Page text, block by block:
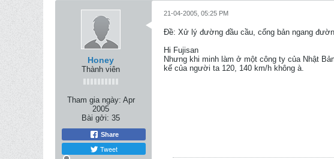
Honey
Thành viên
Tham gia ngày: Apr
2005
Bài gởi: 35
Share
Tweet
21-04-2005, 05:25 PM
Ðề: Xử lý đường đầu cầu, cổng bản ngang
Hi Fujisan
Nhưng khi minh làm ở một công ty của Nhật
kế của người ta 120, 140 km/h không à.